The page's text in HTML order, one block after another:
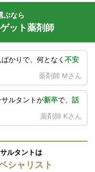
ぶなら
ット薬剤師
ばかりで、何となく 不安
薬剤師 Mさん
ルタントが新卒で、 話
薬剤師 Kさん
ルタントは
シャリスト